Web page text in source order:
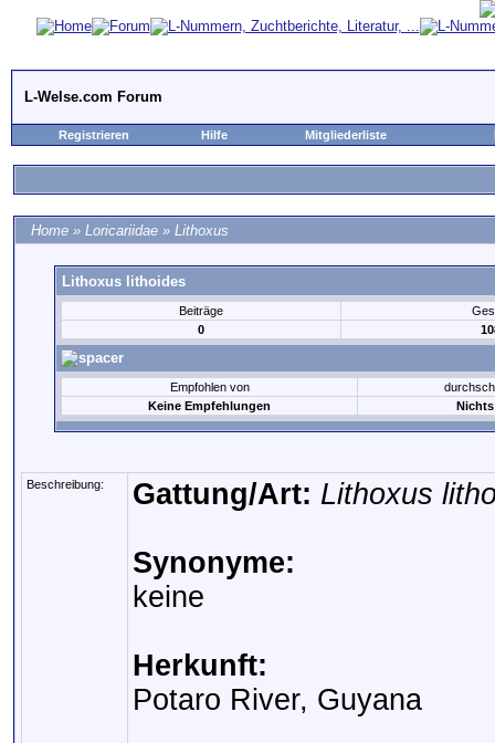
L-Welse.com Forum
Registrieren Hilfe Mitgliederliste
Home » Loricariidae » Lithoxus
Lithoxus lithoides
Beiträge
0
Empfohlen von
Keine Empfehlungen
Beschreibung: Gattung/Art: Lithoxus
Synonyme:
keine
Herkunft:
Potaro River, Guyana